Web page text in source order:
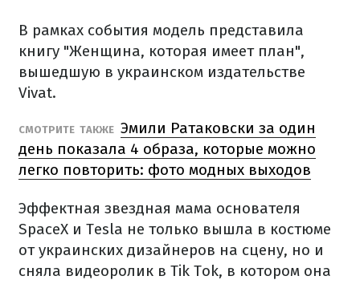
В рамках события модель представила
книгу "Женщина, которая имеет план",
вышедшую в украинском издательстве
Vivat.
СМОТРИТЕ ТАКЖЕ Эмили Ратаковски за один
день показала 4 образа, которые можно
легко повторить: фото модных выходов
Эффектная звездная мама основателя
SpaceX и Tesla не только вышла в костюме
от украинских дизайнеров на сцену, но и
сняла видеоролик в Tik Tok, в котором она